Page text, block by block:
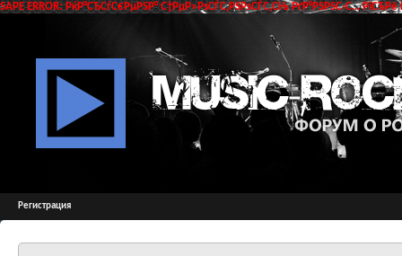
SAPE ERROR: РќР°СЂСѓС€РµРЅР° С†РµР»РѕСЃС‚РЅРѕСЃС‚СЊ РґР°РЅРЅС‹С…
Регистрация